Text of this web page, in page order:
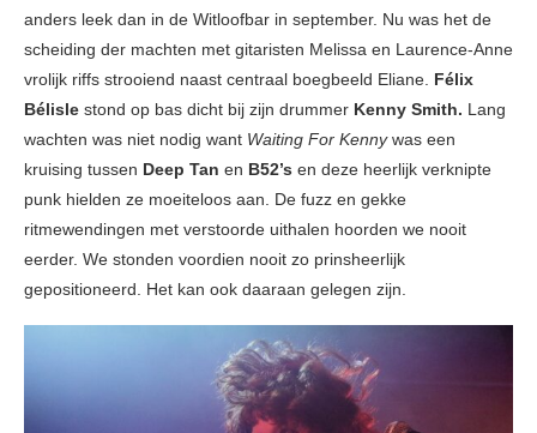
anders leek dan in de Witloofbar in september. Nu was het de
scheiding der machten met gitaristen Melissa en Laurence-Anne
vrolijk riffs strooiend naast centraal boegbeeld Eliane. Félix
Bélisle stond op bas dicht bij zijn drummer Kenny Smith. Lang
wachten was niet nodig want Waiting For Kennywas een
kruising tussen Deep Tan en B52’s en deze heerlijk verknipte
punk hielden ze moeiteloos aan. De fuzz en gekke
ritmewendingen met verstoorde uithalen hoorden we nooit
eerder. We stonden voordien nooit zo prinsheerlijk
gepositioneerd. Het kan ook daaraan gelegen zijn.